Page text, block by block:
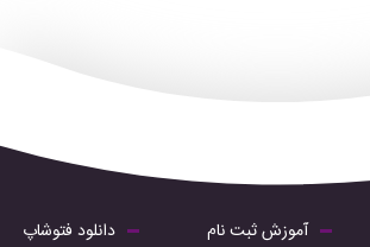
آموزش ثبت نام
دانلود فتوشاپ